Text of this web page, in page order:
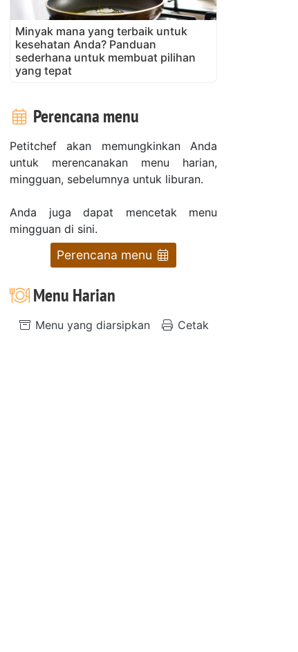
Minyak mana yang terbaik untuk
kesehatan Anda? Panduan
sederhana untuk membuat pilihan
yang tepat
Perencana menu
Petitchef akan memungkinkan Anda
untuk merencanakan menu harian,
mingguan, sebelumnya untuk liburan.
Anda juga dapat mencetak menu
mingguan di sini.
Perencana menu
Menu Harian
Menu yang diarsipkan Cetak